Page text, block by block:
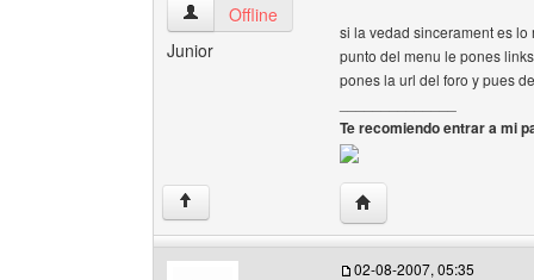
habannita Ver perfil del usuario
Offline
Junior
si la vedad sincerament es
punto del menu le pones
pones la url del foro y pues
Te recomiendo entrar a mi
↑ Visitar sitio web del
02-08-2007, 05:35